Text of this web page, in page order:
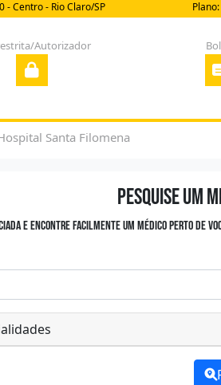
- Centro - Rio Claro/SP
Autorizador
Santa Filomena
Pesquise um
e encontre facilmente um médico perto de